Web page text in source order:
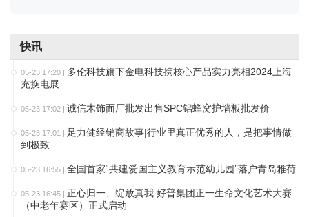
快讯
05-23 17:20 | 多伦科技旗下金电科技携核心产品实力亮相2024上海
充换电展
05-23 17:02 | 诚信木饰面厂批发出售SPC铝蜂窝护墙板批发价
05-23 17:01 | 足力健经销商故事|行业里真正优秀的人，是把事情做
到极致
05-23 16:55 | 全国首家“共建爱国主义教育示范幼儿园”落户青岛雅荷
05-23 16:45 | 正心归一、绽放真我 好普集团正一生命文化艺术大赛
（中老年赛区）正式启动